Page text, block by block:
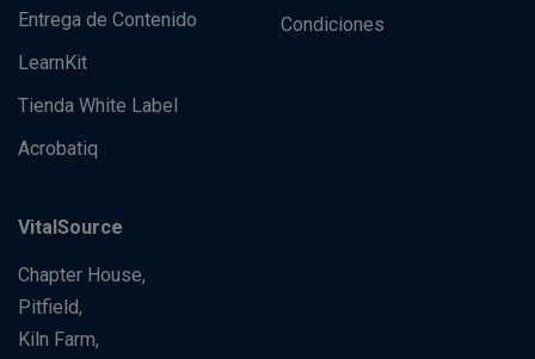
Entrega de Contenido
LearnKit
Tienda White Label
Acrobatiq
Condiciones
VitalSource
Chapter House,
Pitfield,
Kiln Farm,